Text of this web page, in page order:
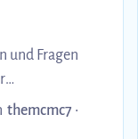
und Fragen
sich
dem
themcmc7 •